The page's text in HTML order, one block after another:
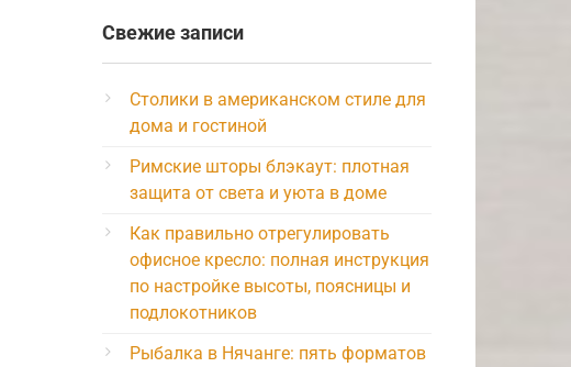
Свежие записи
Столики в американском стиле для
дома и гостиной
Римские шторы блэкаут: плотная
защита от света и уюта в доме
Как правильно отрегулировать
офисное кресло: полная инструкция
по настройке высоты, поясницы и
подлокотников
Рыбалка в Нячанге: пять форматов